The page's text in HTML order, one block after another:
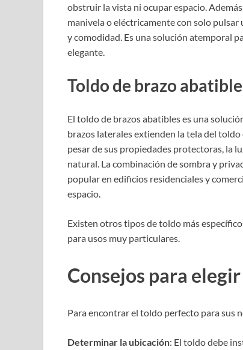
obstruir la vista ni ocupar espacio.
manivela o eléctricamente con solo
y comodidad. Es una solución atemporal
elegante.
Toldo de brazo abatible
El toldo de brazos abatibles es una
brazos laterales extienden la tela del
pesar de sus propiedades protectoras, la
natural. La combinación de sombra y
popular en edificios residenciales y
espacio.
Existen otros tipos de toldo más
para usos muy particulares.
Consejos para
Para encontrar el toldo perfecto para sus
Determinar la ubicación: El toldo debe